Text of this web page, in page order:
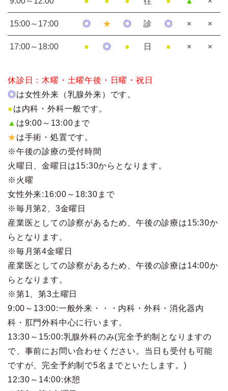
15:00～17:00 ◎ ★ ◎ 診 ◎ × ×
17:00～18:00 ● ◎ ● 日 ● × ×
休診日：木曜・土曜午後・日曜・祝日
◎は女性外来（乳腺外来）です。
●は内科・外科一般です。
▲ は9:00～13:00まで
★は手術・処置です。
※午後の診療の受付時間
火曜日、金曜日は15:30からとなります。
※火曜
女性外来:16:00～18:30まで
※毎月第2、3金曜日
産業医としての診察があるため、午後の診療は15:30か
らとなります。
※毎月第4金曜日
産業医としての診察があるため、午後の診療は14:00か
らとなります。
※第1、第3土曜日
9:00～13:00:一般外来・・・内科・外科・消化器内
科・肛門外科中心に行います。
13:30～15:00:乳腺外科のみ(完全予約制となりますの
で、事前にお問い合わせください。当日も受付も可能
ですが、完全予約制で5名までといたします。)
12:30～14:00:休憩